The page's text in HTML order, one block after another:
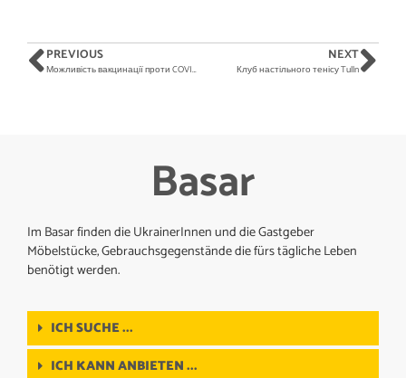
PREVIOUS
Можливiсть вакцинації проти COVID-19 у Тульні
NEXT
Клуб настільного тенісу Tulln
Basar
Im Basar finden die UkrainerInnen und die Gastgeber
Möbelstücke, Gebrauchsgegenstände die fürs tägliche Leben
benötigt werden.
ICH SUCHE ...
ICH KANN ANBIETEN ...